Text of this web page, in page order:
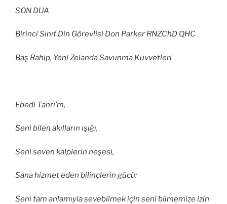
SON DUA
Birinci Sınıf Din Görevlisi Don Parker RNZChD QHC
Baş Rahip, Yeni Zelanda Savunma Kuvvetleri
Ebedi Tanrı’m,
Seni bilen akılların ışığı,
Seni seven kalplerin neşesi,
Sana hizmet eden bilinçlerin gücü:
Seni tam anlamıyla sevebilmek için seni bilmemize izin